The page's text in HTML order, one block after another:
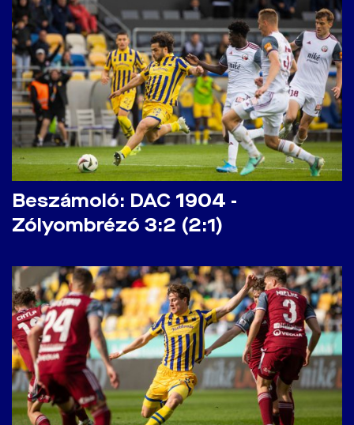
Beszámoló: DAC 1904 -
Zólyombrézó 3:2 (2:1)